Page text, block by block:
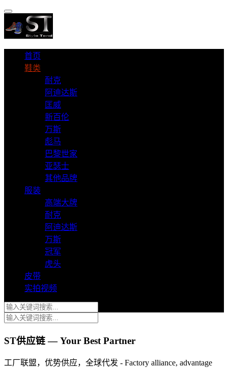
首页
鞋类
耐克
阿迪达斯
匡威
新百伦
万斯
彪马
巴黎世家
亚瑟士
其他品牌
服装
高端大牌
耐克
阿迪达斯
万斯
冠军
虎头
皮带
实拍视频
ST供应链 — Your Best Partner
工厂联盟，优势供应，全球代发 - Factory alliance, advantage